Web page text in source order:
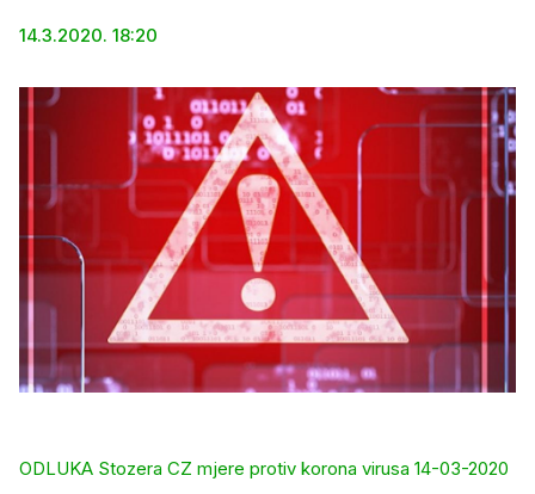
14.3.2020. 18:20
ODLUKA Stozera CZ mjere protiv korona virusa 14-03-2020